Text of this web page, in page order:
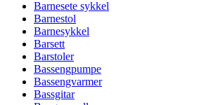
Barnesete sykkel
Barnestol
Barnesykkel
Barsett
Barstoler
Bassengpumpe
Bassengvarmer
Bassgitar